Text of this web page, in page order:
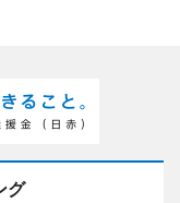
グ